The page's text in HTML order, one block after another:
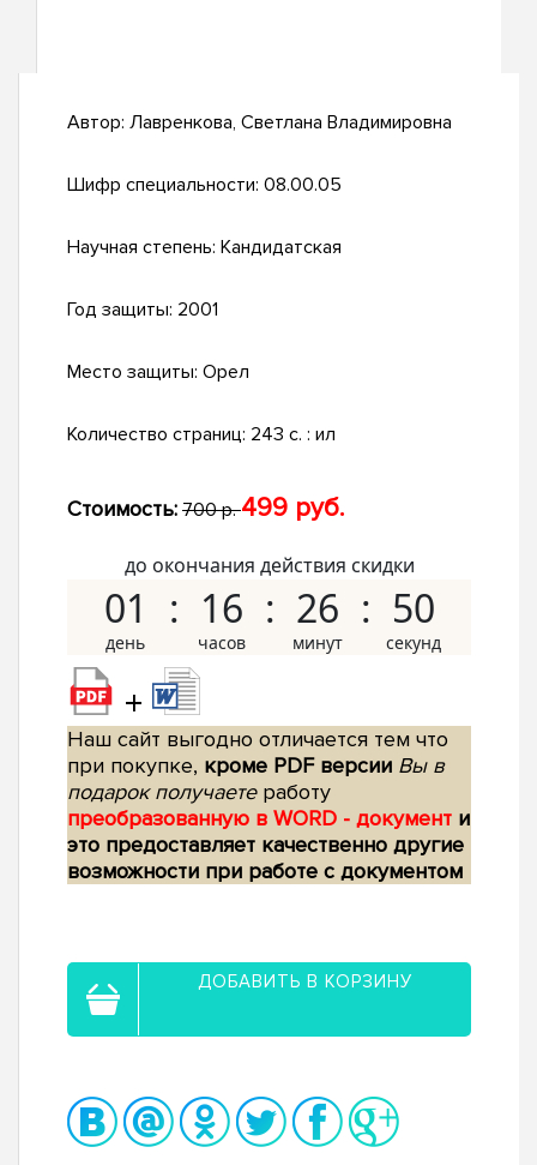
Автор: Лавренкова, Светлана Владимировна
Шифр специальности: 08.00.05
Научная степень: Кандидатская
Год защиты: 2001
Место защиты: Орел
Количество страниц: 243 с. : ил
Стоимость: 700 р.499 руб.
до окончания действия скидки
01 16 26 49
+
Наш сайт выгодно отличается тем что
при покупке, кроме PDF версии Вы в
подарок получаетеработу
преобразованную в WORD - документ и
это предоставляет качественно другие
возможности при работе с документом
ДОБАВИТЬ В КОРЗИНУ